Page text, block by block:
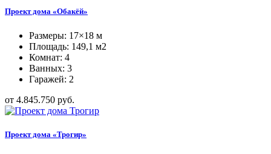
Проект дома «Обакёй»
Размеры: 17×18 м
Площадь: 149,1 м2
Комнат: 4
Ванных: 3
Гаражей: 2
от 4.845.750 руб.
Проект дома «Трогир»